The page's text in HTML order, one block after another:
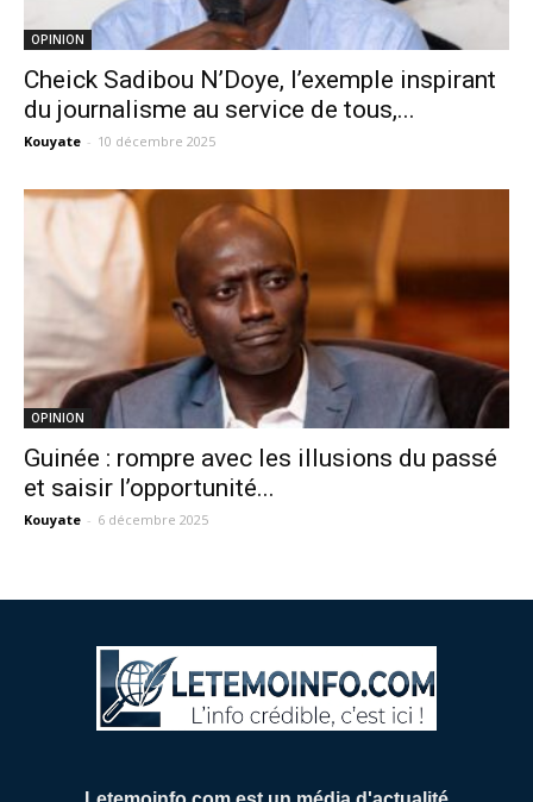
OPINION
Cheick Sadibou N’Doye, l’exemple inspirant
du journalisme au service de tous,...
Kouyate - 10 décembre 2025
OPINION
Guinée : rompre avec les illusions du passé
et saisir l’opportunité...
Kouyate - 6 décembre 2025